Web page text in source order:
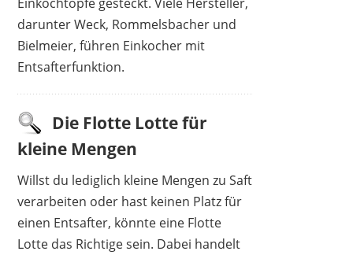
Einkochtöpfe gesteckt. Viele Hersteller,
darunter Weck, Rommelsbacher und
Bielmeier, führen Einkocher mit
Entsafterfunktion.
Die Flotte Lotte für
kleine Mengen
Willst du lediglich kleine Mengen zu Saft
verarbeiten oder hast keinen Platz für
einen Entsafter, könnte eine Flotte
Lotte das Richtige sein. Dabei handelt